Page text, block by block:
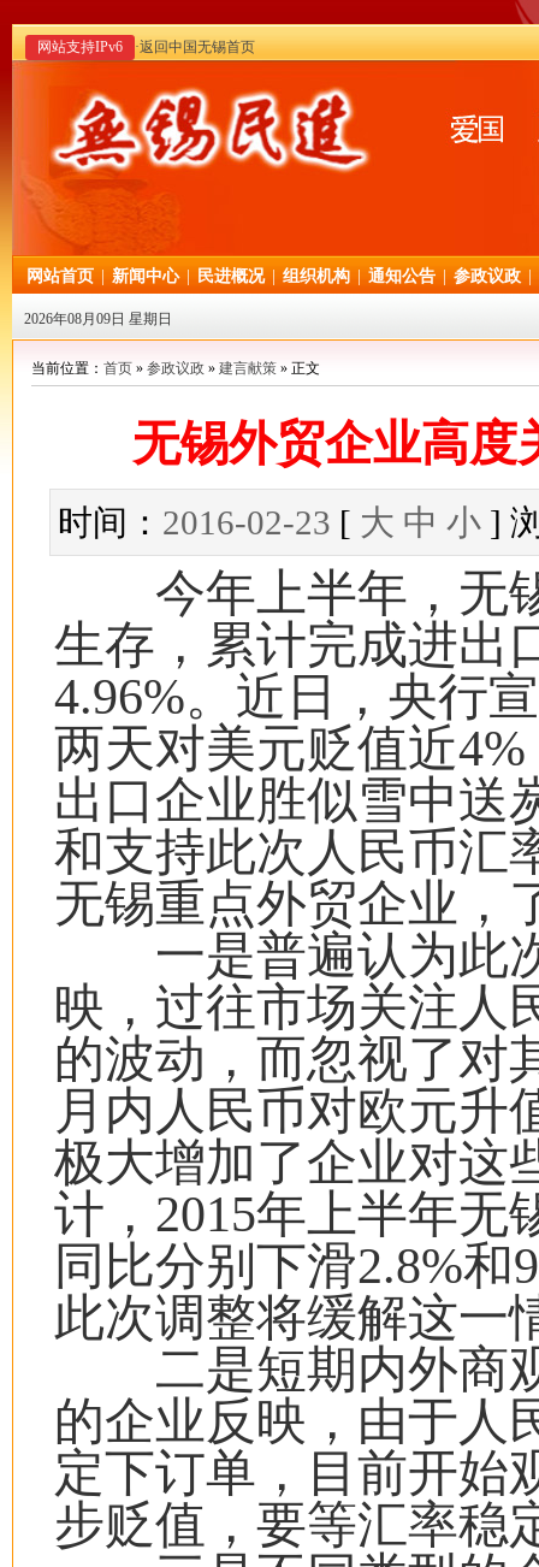
网站支持IPv6 ·返回中国无锡首页
网站首页 新闻中心 民进概况 组织机构 通知公告 参政议政
2026年08月09日 星期日
当前位置： 首页 » 参政议政 » 建言献策 » 正文
无锡外贸企业高度
时间： 2016-02-23 [ 大 中 小]
今年上半年，无锡
生存，累计完成进出
4.96%。近日，央行
两天对美元贬值近
出口企业胜似雪中送
和支持此次人民币汇
无锡重点外贸企业，
一是普遍认为此次
映，过往市场关注人
的波动，而忽视了对
月内人民币对欧元升
极大增加了企业对这
计，2015年上半年无
同比分别下滑2.8%
此次调整将缓解这一
二是短期内外商观
的企业反映，由于人
定下订单，目前开始
步贬值，要等汇率稳